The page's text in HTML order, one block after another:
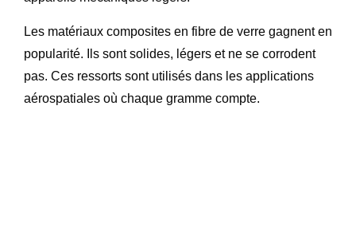
Les matériaux composites en fibre de verre gagnent en
popularité. Ils sont solides, légers et ne se corrodent
pas. Ces ressorts sont utilisés dans les applications
aérospatiales où chaque gramme compte.